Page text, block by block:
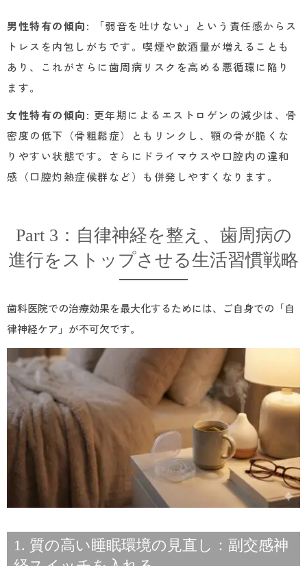
男性特有の傾向: 「弱音を吐けない」という責任感からス
トレスを内包しがちです。喫煙や飲酒量が増えることも
あり、これがさらに歯周病リスクを高める悪循環に陥り
ます。
女性特有の傾向: 更年期によるエストロゲンの減少は、骨
密度の低下（骨粗鬆症）ともリンクし、顎の骨が脆くな
りやすい状態です。さらにドライマウスや口腔内の違和
感（口腔灼熱症候群など）も併発しやすくなります。
Part 3：自律神経を整え、歯周病の
進行をストップさせる生活習慣戦略
歯科医院での治療効果を最大化するためには、ご自身での「自
律神経ケア」が不可欠です。
1. 質の高い睡眠環境の見直し：副交感神